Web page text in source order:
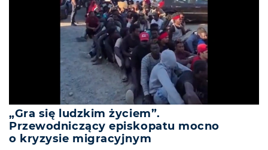
„Gra się ludzkim życiem”.
Przewodniczący episkopatu mocno
o kryzysie migracyjnym